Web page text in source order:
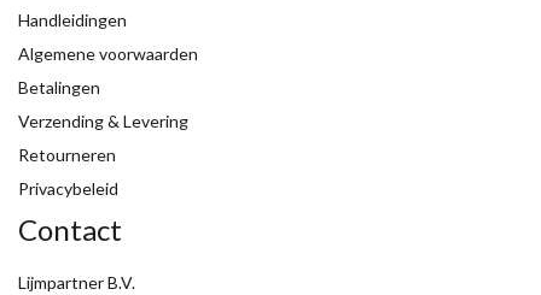
Handleidingen
Algemene voorwaarden
Betalingen
Verzending & Levering
Retourneren
Privacybeleid
Contact
Lijmpartner B.V.